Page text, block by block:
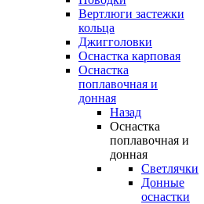
Вертлюги застежки
кольца
Джигголовки
Оснастка карповая
Оснастка
поплавочная и
донная
Назад
Оснастка
поплавочная и
донная
Светлячки
Донные
оснастки